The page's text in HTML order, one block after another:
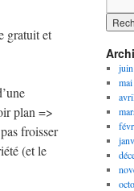
gratuit et
plan =>
froisser
(et le